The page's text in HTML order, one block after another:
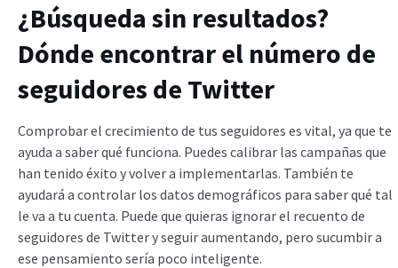
¿Búsqueda sin resultados?
Dónde encontrar el número de
seguidores de Twitter
Comprobar el crecimiento de tus seguidores es vital, ya que te
ayuda a saber qué funciona. Puedes calibrar las campañas que
han tenido éxito y volver a implementarlas. También te
ayudará a controlar los datos demográficos para saber qué tal
le va a tu cuenta. Puede que quieras ignorar el recuento de
seguidores de Twitter y seguir aumentando, pero sucumbir a
ese pensamiento sería poco inteligente.